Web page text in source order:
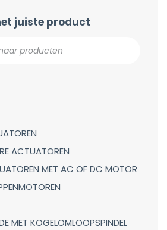
juiste product
ACTUATOREN
MET AC OF DC MOTOR
MET KOGELOMLOOPSPINDEL